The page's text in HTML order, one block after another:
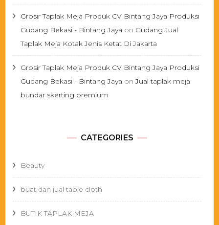
Grosir Taplak Meja Produk CV Bintang Jaya Produksi
Gudang Bekasi - Bintang Jaya on Gudang Jual
Taplak Meja Kotak Jenis Ketat Di Jakarta
Grosir Taplak Meja Produk CV Bintang Jaya Produksi
Gudang Bekasi - Bintang Jaya onJual taplak meja
bundar skerting premium
CATEGORIES
Beauty
buat dan jual table cloth
BUTIK TAPLAK MEJA